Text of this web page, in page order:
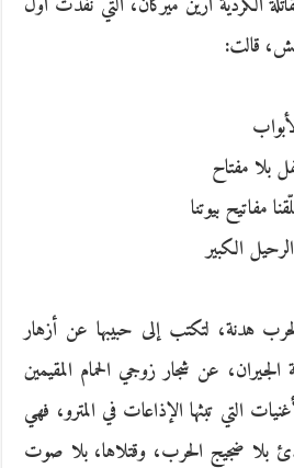
‬قالت‮:‬
بلا مفتاح
مفاتيح بيوتنا
الكبير
هدنة،‮ ‬لتكتب إلى حبيبها عن أزهار
الجيران،‮ ‬عن شجار زوجي الحمام المقيمين
التي تبثها الإذاعات في المترو،‮ ‬فهي
بلا ضجيج الحرب،‮ ‬وقتلاها،‮ ‬بلا صوت